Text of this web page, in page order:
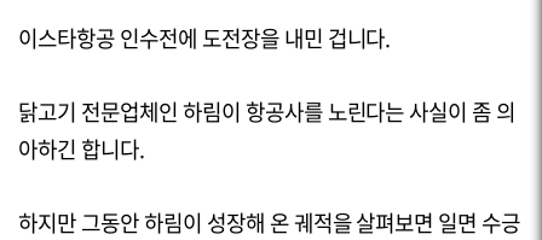
이스타항공 인수전에 도전장을 내민 겁니다.
닭고기 전문업체인 하림이 항공사를 노린다는 사실이 좀 의
아하긴 합니다.
하지만 그동안 하림이 성장해 온 궤적을 살펴보면 일면 수긍